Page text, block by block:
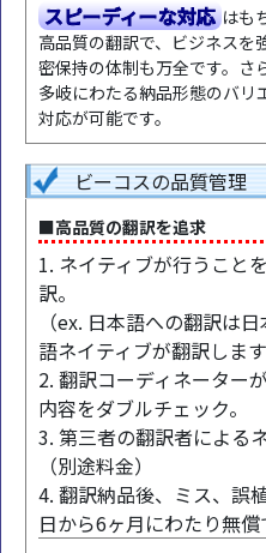
スピーディーな対応 はも
高品質の翻訳で、ビジネスを
密保持の体制も万全です。さ
多岐にわたる納品形態のバリ
対応が可能です。
ビーコスの品質管理
■高品質の翻訳を追求
1. ネイティブが行うこと
訳。
（ex. 日本語への翻訳は
語ネイティブが翻訳します
2. 翻訳コーディネーター
内容をダブルチェック。
3. 第三者の翻訳者による
（別途料金）
4. 翻訳納品後、ミス、誤
日から6ヶ月にわたり無償